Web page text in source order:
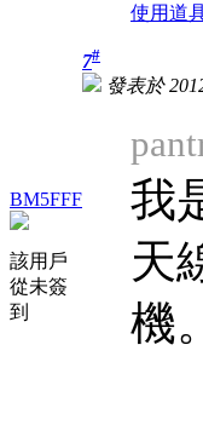
使用道
BM5FFF
該用戶
從未簽
到
7#
發表於
我
天
機